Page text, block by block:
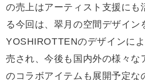
の売上はアーティスト支援にも
る今回は、翠月の空間デザイン
YOSHIROTTENのデザインに
売され、今後も国内外の様々な
のコラボアイテムも展開予定な